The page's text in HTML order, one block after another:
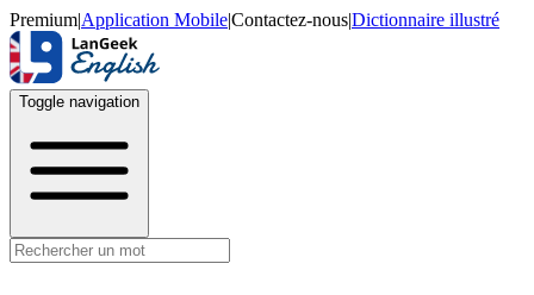
Premium|Application Mobile|Contactez-nous|Dictionnaire illustré
Toggle navigation